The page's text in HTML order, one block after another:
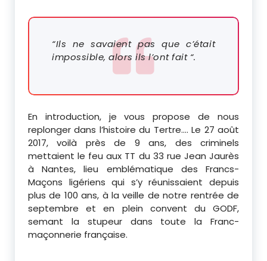
“Ils ne savaient pas que c’était
impossible, alors ils l’ont fait “.
En introduction, je vous propose de nous
replonger dans l’histoire du Tertre.… Le 27 août
2017, voilà près de 9 ans, des criminels
mettaient le feu aux TT du 33 rue Jean Jaurès
à Nantes, lieu emblématique des Francs-
Maçons ligériens qui s’y réunissaient depuis
plus de 100 ans, à la veille de notre rentrée de
septembre et en plein convent du GODF,
semant la stupeur dans toute la Franc-
maçonnerie française.